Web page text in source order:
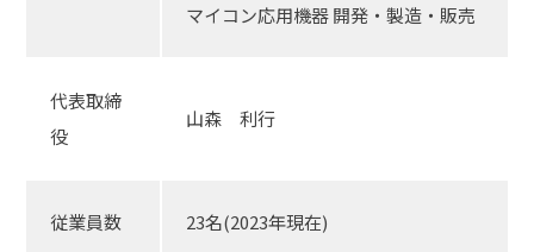
マイコン応用機器 開発・製造・販売
代表取締
役
山森 利行
従業員数 23名(2023年現在)